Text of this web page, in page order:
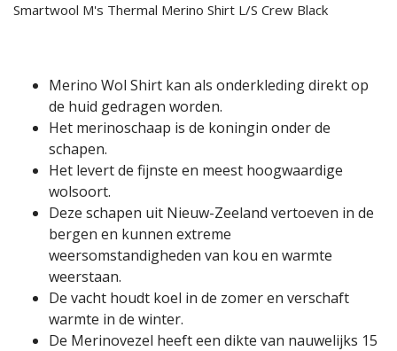
Smartwool M's Thermal Merino Shirt L/S Crew Black
Merino Wol Shirt kan als onderkleding direkt op
de huid gedragen worden.
Het merinoschaap is de koningin onder de
schapen.
Het levert de fijnste en meest hoogwaardige
wolsoort.
Deze schapen uit Nieuw-Zeeland vertoeven in de
bergen en kunnen extreme
weersomstandigheden van kou en warmte
weerstaan.
De vacht houdt koel in de zomer en verschaft
warmte in de winter.
De Merinovezel heeft een dikte van nauwelijks 15